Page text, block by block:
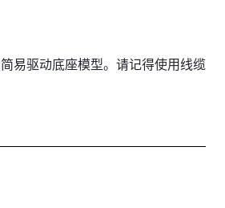
易驱动底座模型。请记得使用线缆